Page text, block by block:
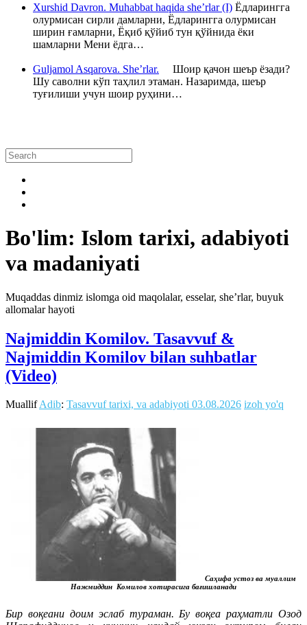
Xurshid Davron. Muhabbat haqida she’rlar (I) Ёдларингга
олурмисан сирли дамларни, Ёдларингга олурмисан
ширин ғамларни, Ёқиб қўйиб тун қўйнида ёки
шамларни Мени ёдга…
Guljamol Asqarova. She’rlar. Шоир қачон шеър ёзади?
Шу саволни кўп таҳлил этаман. Назаримда, шеър
туғилиши учун шоир руҳини…
Bo'lim: Islom tarixi, adabiyoti
va madaniyati
Muqaddas dinmiz islomga oid maqolalar, esselar, she’rlar, buyuk
allomalar hayoti
Najmiddin Komilov. Tasavvuf &
Najmiddin Komilov bilan suhbatlar
(Video)
MuallifAdib: Tasavvuf tarixi, va adabiyoti 03.08.2026 izoh yo'q
Саҳифа устоз ва муаллим
Нажмиддин Комилов хотирасига бағишланади
Бир воқеани доим эслаб тураман. Бу воқеа раҳматли Озод